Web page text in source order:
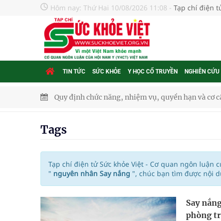
Hôm nay: Thứ Hai 10/08/2026 11:08 - Tạp chí điện
TIN TỨC SỨC KHỎE Y HỌC CỔ TRUYỀN NGHIÊN CỨU
Quy định chức năng, nhiệm vụ, quyền hạn và cơ
Thị trường dược phẩm đạt 7 tỷ USD, ngành dược
SUN GROUP và mô hình kiến tạo "điểm đến"
Cảnh báo 3 thời điểm nguy hiểm trong ngày dễ
Tags
Tạp chí điện tử Sức khỏe Việt - Cơ quan ngôn luận
" nguyên nhân Say nắng ", chúc bạn tìm được nội
Say
phòng